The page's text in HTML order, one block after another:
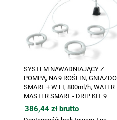
SYSTEM NAWADNIAJĄCY Z
POMPĄ, NA 9 ROŚLIN, GNIAZDO
SMART + WIFI, 800ml/h, WATER
MASTER SMART - DRIP KIT 9
386,44 zł brutto